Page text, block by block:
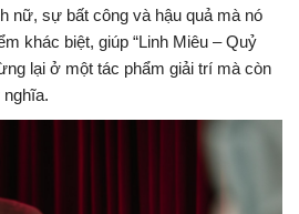
nữ, sự bất công và hậu quả mà nó
khác biệt, giúp “Linh Miêu – Quỷ
lại ở một tác phẩm giải trí mà còn